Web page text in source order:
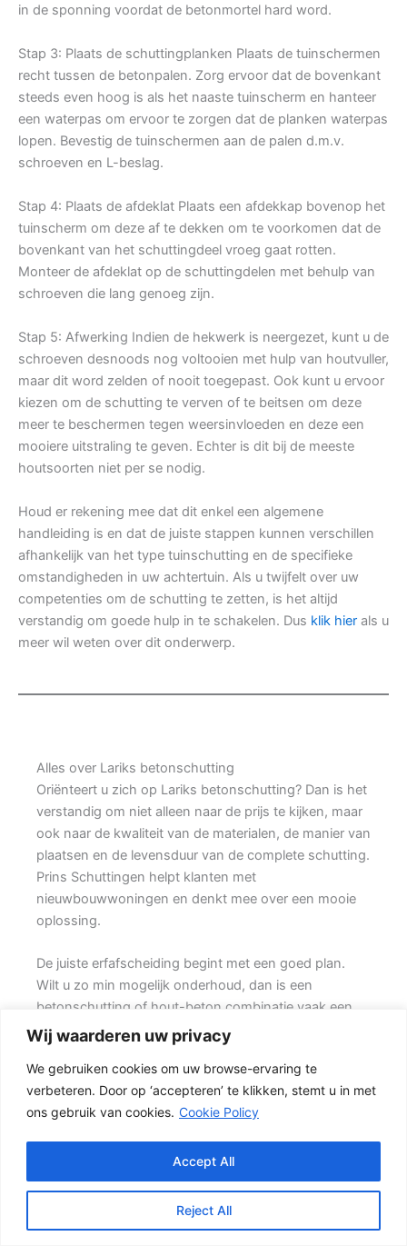
Wij waarderen uw privacy
We gebruiken cookies om uw browse-ervaring te
verbeteren. Door op ‘accepteren’ te klikken, stemt u in met
ons gebruik van cookies. Cookie Policy
Reject All
Accept All
in de sponning voordat de betonmortel hard word.
Stap 3: Plaats de schuttingplanken Plaats de tuinschermen
recht tussen de betonpalen. Zorg ervoor dat de bovenkant
steeds even hoog is als het naaste tuinscherm en hanteer
een waterpas om ervoor te zorgen dat de planken waterpas
lopen. Bevestig de tuinschermen aan de palen d.m.v.
schroeven en L-beslag.
Stap 4: Plaats de afdeklat Plaats een afdekkap bovenop het
tuinscherm om deze af te dekken om te voorkomen dat de
bovenkant van het schuttingdeel vroeg gaat rotten.
Monteer de afdeklat op de schuttingdelen met behulp van
schroeven die lang genoeg zijn.
Stap 5: Afwerking Indien de hekwerk is neergezet, kunt u de
schroeven desnoods nog voltooien met hulp van houtvuller,
maar dit word zelden of nooit toegepast. Ook kunt u ervoor
kiezen om de schutting te verven of te beitsen om deze
meer te beschermen tegen weersinvloeden en deze een
mooiere uitstraling te geven. Echter is dit bij de meeste
houtsoorten niet per se nodig.
Houd er rekening mee dat dit enkel een algemene
handleiding is en dat de juiste stappen kunnen verschillen
afhankelijk van het type tuinschutting en de specifieke
omstandigheden in uw achtertuin. Als u twijfelt over uw
competenties om de schutting te zetten, is het altijd
verstandig om goede hulp in te schakelen. Dus klik hier als u
meer wil weten over dit onderwerp.
Alles over Lariks betonschutting
Oriënteert u zich op Lariks betonschutting? Dan is het
verstandig om niet alleen naar de prijs te kijken, maar
ook naar de kwaliteit van de materialen, de manier van
plaatsen en de levensduur van de complete schutting.
Prins Schuttingen helpt klanten met
nieuwbouwwoningen en denkt mee over een mooie
oplossing.
De juiste erfafscheiding begint met een goed plan.
Wilt u zo min mogelijk onderhoud, dan is een
betonschutting of hout-beton combinatie vaak een
slimme keuze. Daarom is persoonlijk advies vaak
beter dan alleen online een standaardprijs bekijken.
Welke schutting past bij uw tuin?
Een hout-beton schutting is populair omdat deze
betonpalen en betonplaten zorgen voor stabiliteit,
terwijl de houten delen zorgen voor een natuurlijke
uitstraling.} Deze combinatie is geschikt voor